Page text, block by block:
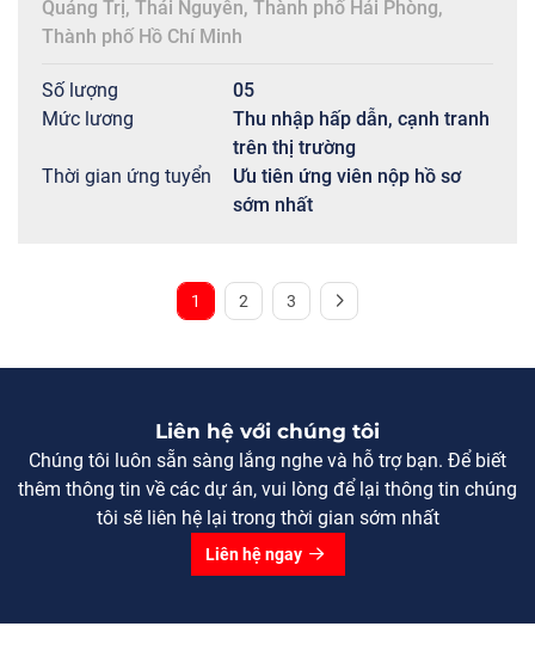
Quảng Trị, Thái Nguyên, Thành phố Hải Phòng,
Thành phố Hồ Chí Minh
Số lượng
05
Mức lương
Thu nhập hấp dẫn, cạnh tranh
trên thị trường
Thời gian ứng tuyển
Ưu tiên ứng viên nộp hồ sơ
sớm nhất
1 2 3
Liên hệ với chúng tôi
Chúng tôi luôn sẵn sàng lắng nghe và hỗ trợ bạn. Để biết
thêm thông tin về các dự án, vui lòng để lại thông tin chúng
tôi sẽ liên hệ lại trong thời gian sớm nhất
Liên hệ ngay